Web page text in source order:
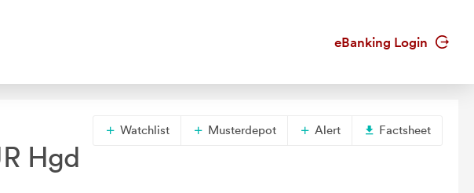
eBanking Login
Hgd
Watchlist Musterdepot Alert Factsheet